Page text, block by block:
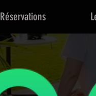
Réservations